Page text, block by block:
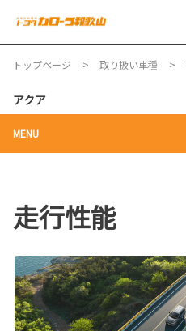
トップページ 取り扱い車種
アクア
MENU
走行性能